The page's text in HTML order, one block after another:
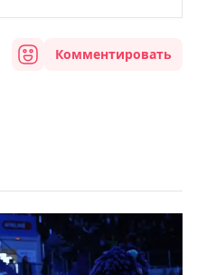
Комментировать